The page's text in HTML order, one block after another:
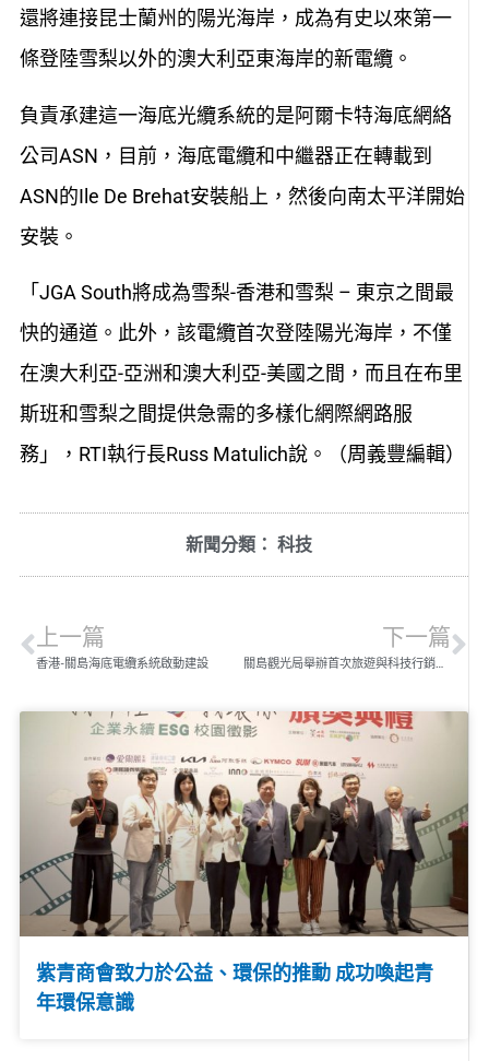
還將連接昆士蘭州的陽光海岸，成為有史以來第一
條登陸雪梨以外的澳大利亞東海岸的新電纜。
負責承建這一海底光纜系統的是阿爾卡特海底網絡
公司ASN，目前，海底電纜和中繼器正在轉載到
ASN的Ile De Brehat安裝船上，然後向南太平洋開始
安裝。
「JGA South將成為雪梨-香港和雪梨 – 東京之間最
快的通道。此外，該電纜首次登陸陽光海岸，不僅
在澳大利亞-亞洲和澳大利亞-美國之間，而且在布里
斯班和雪梨之間提供急需的多樣化網際網路服
務」，RTI執行長Russ Matulich說。（周義豐編輯）
新聞分類： 科技
上一篇
香港-關島海底電纜系統啟動建設
下一篇
紫青商會致力於公益、環保的推動 成功喚起青
年環保意識